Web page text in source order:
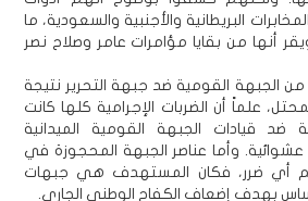
البريطانية والأجنبية والسعودية، ما
أنها من بقايا مؤامرات عامر وصلاح نصر
الجبهة القومية ضد جبهة التحرير نتيجة
علماً أن الضربات الإجرامية كلها كانت
ضد قيادات الجبهة القومية الميدانية
عشوائية. وأما عناصر الجبهة المحجوزة في
أي ضرر، فكان المستهدف هي جبهات
بهدف إضعاف الكفاح الوطني الجاري.